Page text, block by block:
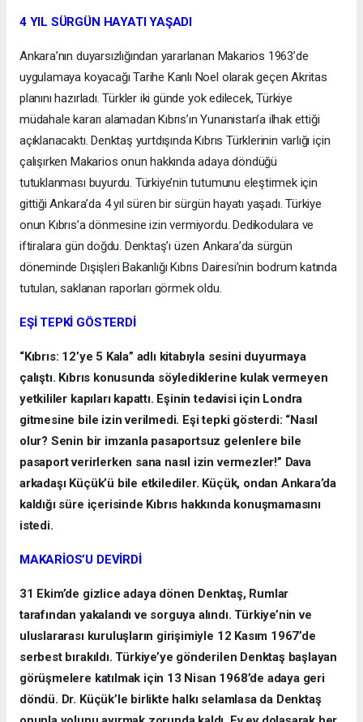
4 YIL SÜRGÜN HAYATI YAŞADI
Ankara’nın duyarsızlığından yararlanan Makarios 1963’de
uygulamaya koyacağı Tarihe Kanlı Noel olarak geçen Akritas
planını hazırladı. Türkler iki günde yok edilecek, Türkiye
müdahale kararı alamadan Kıbrıs’ın Yunanistan’a ilhak ettiği
açıklanacaktı. Denktaş yurtdışında Kıbrıs Türklerinin varlığı için
çalışırken Makarios onun hakkında adaya döndüğü
tutuklanması buyurdu. Türkiye’nin tutumunu eleştirmek için
gittiği Ankara’da 4 yıl süren bir sürgün hayatı yaşadı. Türkiye
onun Kıbrıs’a dönmesine izin vermiyordu. Dedikodulara ve
iftiralara gün doğdu. Denktaş’ı üzen Ankara’da sürgün
döneminde Dışişleri Bakanlığı Kıbrıs Dairesi’nin bodrum katında
tutulan, saklanan raporları görmek oldu.
EŞİ TEPKİ GÖSTERDİ
“Kıbrıs: 12’ye 5 Kala” adlı kitabıyla sesini duyurmaya
çalıştı. Kıbrıs konusunda söylediklerine kulak vermeyen
yetkililer kapıları kapattı. Eşinin tedavisi için Londra
gitmesine bile izin verilmedi. Eşi tepki gösterdi: “Nasıl
olur? Senin bir imzanla pasaportsuz gelenlere bile
pasaport verirlerken sana nasıl izin vermezler!” Dava
arkadaşı Küçük’ü bile etkilediler. Küçük, ondan Ankara’da
kaldığı süre içerisinde Kıbrıs hakkında konuşmamasını
istedi.
MAKARİOS’U DEVİRDİ
31 Ekim’de gizlice adaya dönen Denktaş, Rumlar
tarafından yakalandı ve sorguya alındı. Türkiye’nin ve
uluslararası kuruluşların girişimiyle 12 Kasım 1967’de
serbest bırakıldı. Türkiye’ye gönderilen Denktaş başlayan
görüşmelere katılmak için 13 Nisan 1968’de adaya geri
döndü. Dr. Küçük’le birlikte halkı selamlasa da Denktaş